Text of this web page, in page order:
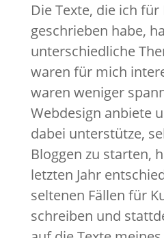
Die Texte, die ich
geschrieben habe,
unterschiedliche
waren für mich
waren weniger
Webdesign anbiete
dabei unterstütze,
Bloggen zu starten,
letzten Jahr
seltenen Fällen für
schreiben und